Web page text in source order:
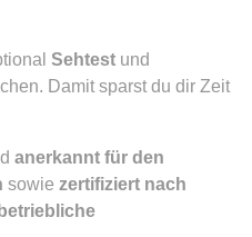
Sehtest und
Damit sparst du dir Zeit
anerkannt für den
sowie zertifiziert nach